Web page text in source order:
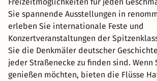
Sie spannende Ausstellungen in
erleben Sie internationale Feste und
Konzertveranstaltungen der
Sie die Denkmäler deutscher
jeder Straßenecke zu finden sind. Wenn
genießen möchten, bieten die Flüsse